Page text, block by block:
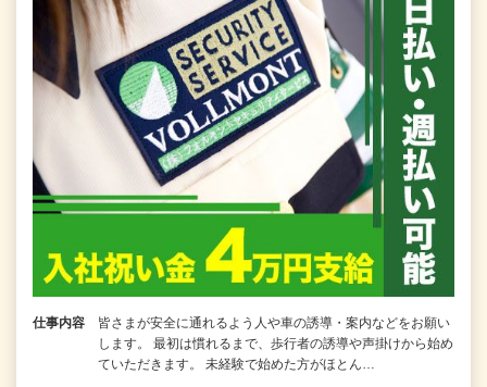
仕事内容
皆さまが安全に通れるよう人や車の誘導・案内などをお願い
します。 最初は慣れるまで、歩行者の誘導や声掛けから始め
ていただきます。 未経験で始めた方がほとん…